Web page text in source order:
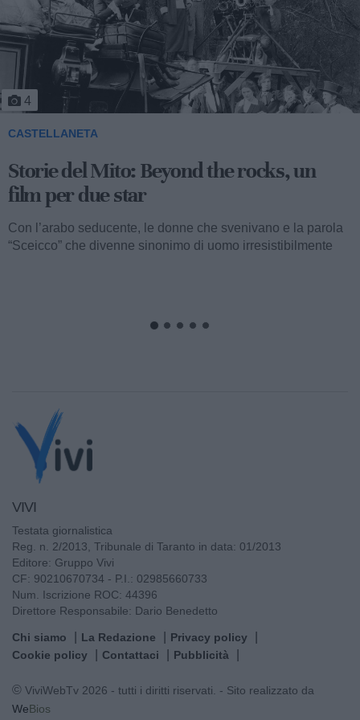
4
CASTELLANETA
Storie del Mito: Beyond the rocks, un
film per due star
Con l’arabo seducente, le donne che svenivano e la parola
“Sceicco” che divenne sinonimo di uomo irresistibilmente
VIVI
Testata giornalistica
Reg. n. 2/2013, Tribunale di Taranto in data: 01/2013
Editore: Gruppo Vivi
CF: 90210670734 - P.I.: 02985660733
Num. Iscrizione ROC: 44396
Direttore Responsabile: Dario Benedetto
Chi siamo La Redazione
Privacy policy
Cookie policy
Contattaci Pubblicità
© ViviWebTv 2026 - tutti i diritti riservati. - Sito realizzato da
WeBios